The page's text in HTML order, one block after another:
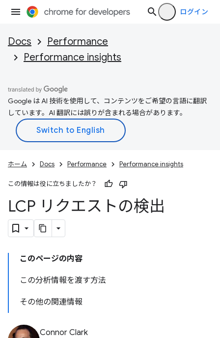
ログイン
Docs
Performance
Performance insights
Google は AI 技術を使用して、コンテンツをご希望の言語に翻訳
しています。AI 翻訳には誤りが含まれる場合があります。
ホーム Docs Performance Performance insights
この情報は役に立ちましたか？
LCP リクエストの検出
このページの内容
この分析情報を渡す方法
その他の関連情報
Connor Clark